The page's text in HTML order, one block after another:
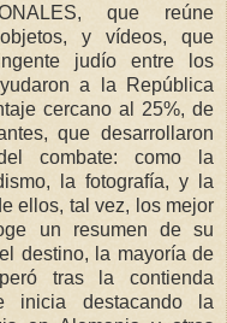
que reúne
y vídeos, que
judío entre los
a la República
cercano al 25%, de
que desarrollaron
combate: como la
la fotografía, y la
ellos, tal vez, los mejor
un resumen de su
destino, la mayoría de
tras la contienda
inicia destacando la